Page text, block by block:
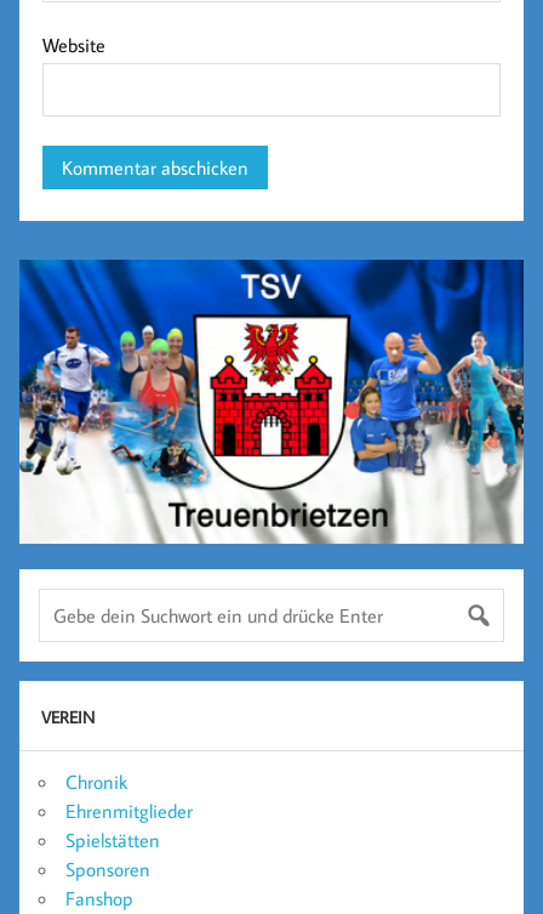
Website
VEREIN
Chronik
Ehrenmitglieder
Spielstätten
Sponsoren
Fanshop